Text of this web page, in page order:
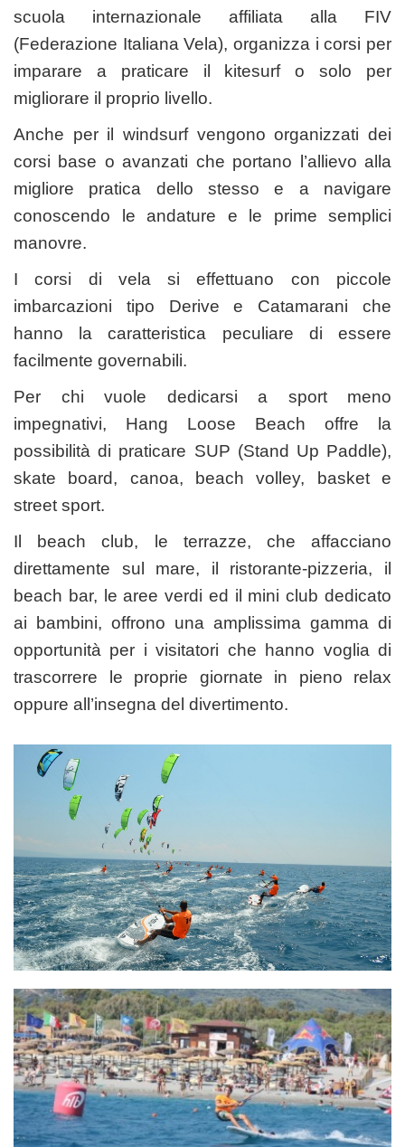
scuola internazionale affiliata alla FIV
(Federazione Italiana Vela), organizza i corsi per
imparare a praticare il kitesurf o solo per
migliorare il proprio livello.
Anche per il windsurf vengono organizzati dei
corsi base o avanzati che portano l’allievo alla
migliore pratica dello stesso e a navigare
conoscendo le andature e le prime semplici
manovre.
I corsi di vela si effettuano con piccole
imbarcazioni tipo Derive e Catamarani che
hanno la caratteristica peculiare di essere
facilmente governabili.
Per chi vuole dedicarsi a sport meno
impegnativi, Hang Loose Beach offre la
possibilità di praticare SUP (Stand Up Paddle),
skate board, canoa, beach volley, basket e
street sport.
Il beach club, le terrazze, che affacciano
direttamente sul mare, il ristorante-pizzeria, il
beach bar, le aree verdi ed il mini club dedicato
ai bambini, offrono una amplissima gamma di
opportunità per i visitatori che hanno voglia di
trascorrere le proprie giornate in pieno relax
oppure all’insegna del divertimento.